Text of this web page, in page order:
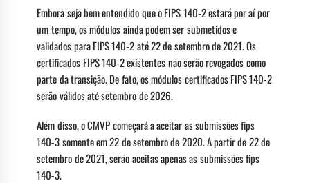
Embora seja bem entendido que o FIPS 140-2 estará por aí por
um tempo, os módulos ainda podem ser submetidos e
validados para FIPS 140-2 até 22 de setembro de 2021. Os
certificados FIPS 140-2 existentes não serão revogados como
parte da transição. De fato, os módulos certificados FIPS 140-2
serão válidos até setembro de 2026.
Além disso, o CMVP começará a aceitar as submissões fips
140-3 somente em 22 de setembro de 2020. A partir de 22 de
setembro de 2021, serão aceitas apenas as submissões fips
140-3.